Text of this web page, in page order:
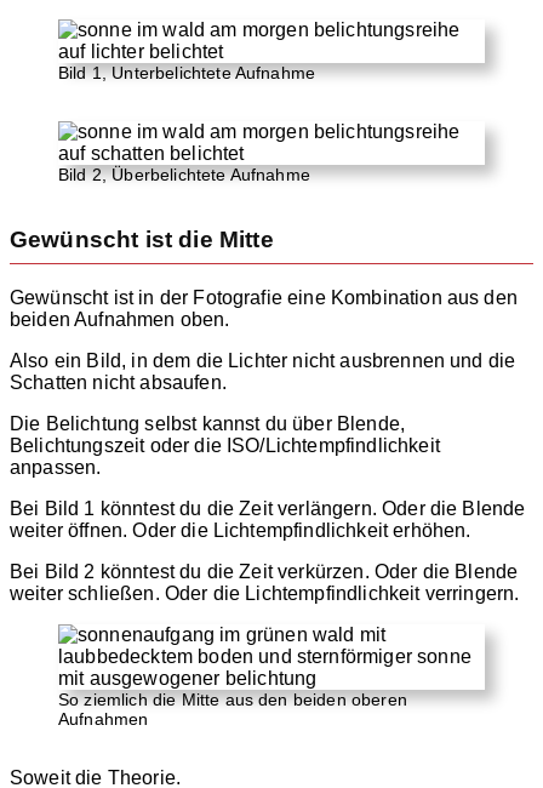
Bild 1, Unterbelichtete Aufnahme
Bild 2, Überbelichtete Aufnahme
Gewünscht ist die Mitte
Gewünscht ist in der Fotografie eine Kombination aus den
beiden Aufnahmen oben.
Also ein Bild, in dem die Lichter nicht ausbrennen und die
Schatten nicht absaufen.
Die Belichtung selbst kannst du über Blende,
Belichtungszeit oder die ISO/Lichtempfindlichkeit
anpassen.
Bei Bild 1 könntest du die Zeit verlängern. Oder die Blende
weiter öffnen. Oder die Lichtempfindlichkeit erhöhen.
Bei Bild 2 könntest du die Zeit verkürzen. Oder die Blende
weiter schließen. Oder die Lichtempfindlichkeit verringern.
So ziemlich die Mitte aus den beiden oberen
Aufnahmen
Soweit die Theorie.